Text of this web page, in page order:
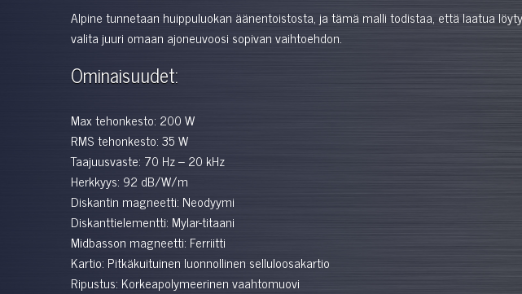
Alpine tunnetaan huippuluokan äänentoistosta, ja tämä malli todistaa, että laatua
valita juuri omaan ajoneuvoosi sopivan vaihtoehdon.
Ominaisuudet:
Max tehonkesto: 200 W
RMS tehonkesto: 35 W
Taajuusvaste: 70 Hz – 20 kHz
Herkkyys: 92 dB/W/m
Diskantin magneetti: Neodyymi
Diskanttielementti: Mylar-titaani
Midbasson magneetti: Ferriitti
Kartio: Pitkäkuituinen luonnollinen selluloosakartio
Ripustus: Korkeapolymeerinen vaahtomuovi